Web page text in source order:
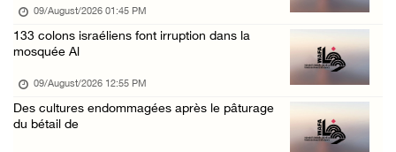
Des colons attaquent une mosquée dans la bou ...
08/August/2026 09:28 PM
Plusieurs cas d’asphyxie lors du raid des fo ...
09/August/2026 01:45 PM
133 colons israéliens font irruption dans la
mosquée Al
09/August/2026 12:55 PM
Des cultures endommagées après le pâturage
du bétail de